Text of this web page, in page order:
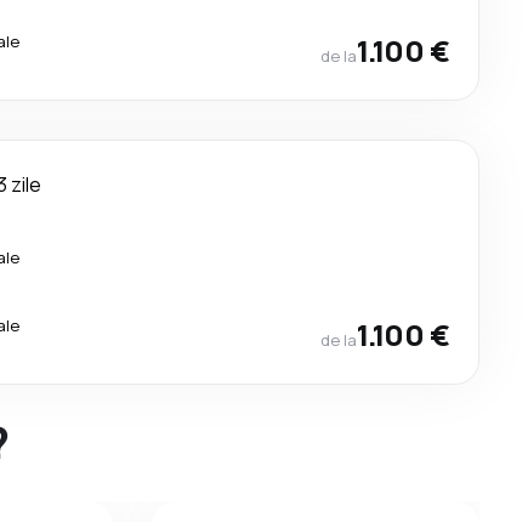
de la1.100 €
zile
de la1.100 €